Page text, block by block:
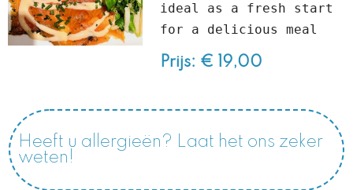
ideal as a fresh start
for a delicious meal
Prijs: € 19,00
Heeft u allergieën? Laat het ons zeker
weten!